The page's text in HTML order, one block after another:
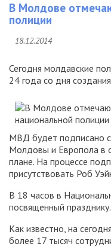
В Молдове
полиции
18.12.2014
Сегодня молдавские
24 года со дня
МВД будет подписано
Молдовы и Европола в
плане. На процессе
присутствовать Роб
В 18 часов в
посвященный празднику.
Как известно, на
более 17 тысяч